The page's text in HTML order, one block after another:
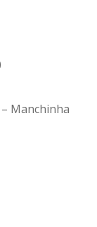
Manchinha